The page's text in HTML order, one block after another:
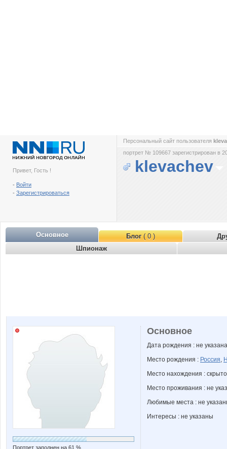
Привет, Гость !
- Войти
- Зарегистрироваться
Персональный сайт пользователя
портрет № 109667 зарегистрирован в
klevachev
Основное Блог( 0 )
Шпионаж
Портрет заполнен на 61 %
Основное
Дата рождения : не указана
Место рождения : Россия,
Место нахождения : скрыто
Место проживания : не
Любимые места : не
Интересы : не указаны